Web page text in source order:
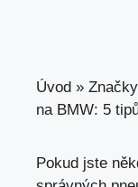
Úvod »
na BMW: 5
Pokud jste